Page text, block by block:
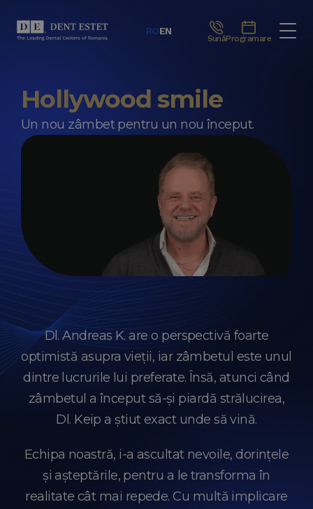
ROEN
SunăProgramare
Hollywood smile
Un nou zâmbet pentru un nou început.
Dl. Andreas K. are o perspectivă foarte
optimistă asupra vieții, iar zâmbetul este unul
dintre lucrurile lui preferate. Însă, atunci când
zâmbetul a început să-și piardă strălucirea,
Dl. Keip a știut exact unde să vină.
Echipa noastră, i-a ascultat nevoile, dorințele
și așteptările, pentru a le transforma în
realitate cât mai repede. Cu multă implicare